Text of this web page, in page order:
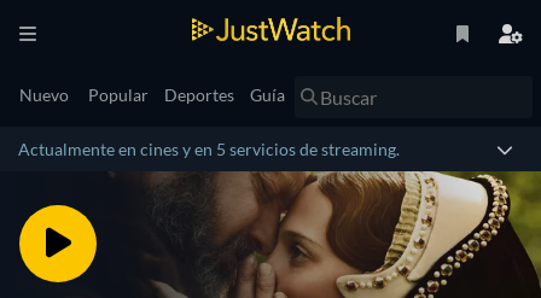
Nuevo Popular Deportes Guía
Actualmente en cines y en 5 servicios de streaming.